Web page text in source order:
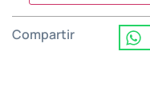
Compartir